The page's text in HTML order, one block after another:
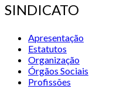
SINDICATO
Apresentação
Estatutos
Organização
Órgãos Sociais
Profissões